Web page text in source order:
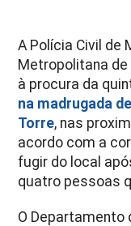
A Polícia Civil de
Metropolitana de
à procura da
na madrugada
Torre, nas
acordo com a
fugir do local
quatro pessoas
O Departamento